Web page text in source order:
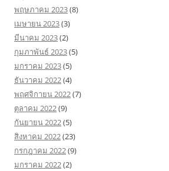
พฤษภาคม 2023(8)
เมษายน 2023(3)
มีนาคม 2023(2)
กุมภาพันธ์ 2023(5)
มกราคม 2023(5)
ธันวาคม 2022(4)
พฤศจิกายน 2022(7)
ตุลาคม 2022(9)
กันยายน 2022(5)
สิงหาคม 2022(23)
กรกฎาคม 2022(9)
มกราคม 2022(2)